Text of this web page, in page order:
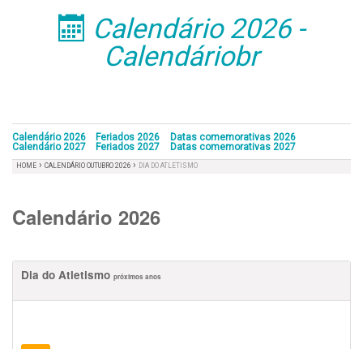
󰁣 Calendário 2026 -
Calendáriobr
Calendário 2026 Feriados 2026
Datas comemorativas 2026
Calendário 2027
Feriados 2027 Datas comemorativas 2027
HOME › CALENDÁRIO OUTUBRO 2026 › DIA DO ATLETISMO
Calendário 2026
Dia do Atletismo próximos anos